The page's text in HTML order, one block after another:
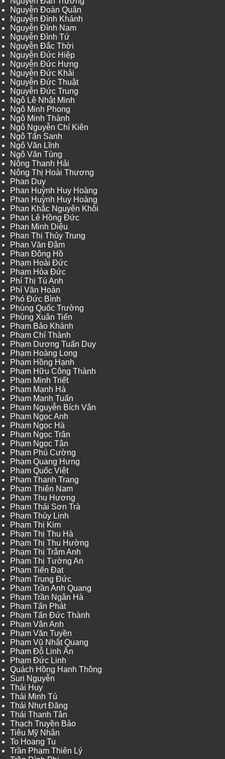
Nguyễn Đoàn Quân
Nguyễn Đình Khánh
Nguyễn Đình Nam
Nguyễn Đình Tứ
Nguyễn Đắc Thời
Nguyễn Đức Hiệp
Nguyễn Đức Hưng
Nguyễn Đức Khải
Nguyễn Đức Thuật
Nguyễn Đức Trung
Ngô Lê Nhật Minh
Ngô Minh Phong
Ngô Minh Thành
Ngô Nguyễn Chí Kiên
Ngô Tấn Sanh
Ngô Văn Lĩnh
Ngô Văn Tùng
Nông Thanh Hải
Nông Thị Hoài Thương
Phan Duy
Phan Huỳnh Huy Hoàng
Phan Huỳnh Huy Hoàng
Phan Khắc Nguyên Khôi
Phan Lê Hồng Đức
Phan Minh Diệu
Phan Thị Thủy Trung
Phan Văn Đậm
Phan Đông Hồ
Phạm Hoài Đức
Phạm Hòa Đức
Phí Thị Tú Anh
Phí Văn Hoàn
Phó Đức Bình
Phùng Quốc Trường
Phùng Xuân Tiến
Phạm Bảo Khánh
Phạm Chí Thành
Phạm Dương Tuấn Duy
Phạm Hoàng Long
Phạm Hồng Hạnh
Phạm Hữu Công Thành
Phạm Minh Triết
Phạm Mạnh Hà
Phạm Mạnh Tuấn
Phạm Nguyễn Bích Vân
Phạm Ngọc Anh
Phạm Ngọc Hà
Phạm Ngọc Trân
Phạm Ngọc Tân
Phạm Phú Cường
Phạm Quang Hưng
Phạm Quốc Việt
Phạm Thanh Trang
Phạm Thiên Nam
Phạm Thu Hương
Phạm Thái Sơn Trà
Phạm Thùy Linh
Phạm Thị Kim
Phạm Thị Thu Hà
Phạm Thị Thu Hường
Phạm Thị Trâm Anh
Phạm Thị Tường An
Phạm Tiến Đạt
Phạm Trung Đức
Phạm Trần Anh Quang
Phạm Trần Ngân Hà
Phạm Tấn Phát
Phạm Tấn Đức Thành
Phạm Vân Anh
Phạm Văn Tuyền
Phạm Vũ Nhật Quang
Phạm Đỗ Linh Ấn
Phạm Đức Linh
Quách Hồng Hanh Thông
Suri Nguyễn
Thái Huy
Thái Minh Tú
Thái Nhựt Đăng
Thái Thanh Tân
Thạch Truyền Bảo
Tiêu Mỹ Nhân
To Hoang Tu
Trần Phạm Thiên Lý